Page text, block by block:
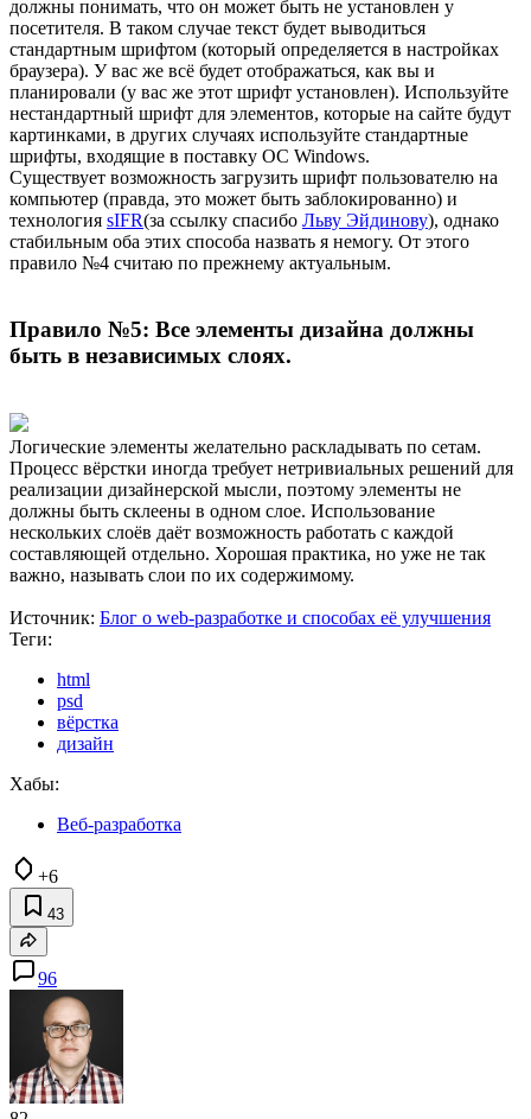
должны понимать, что он может быть не установлен у
посетителя. В таком случае текст будет выводиться
стандартным шрифтом (который определяется в настройках
браузера). У вас же всё будет отображаться, как вы и
планировали (у вас же этот шрифт установлен). Используйте
нестандартный шрифт для элементов, которые на сайте будут
картинками, в других случаях используйте стандартные
шрифты, входящие в поставку ОС Windows.
Существует возможность загрузить шрифт пользователю на
компьютер (правда, это может быть заблокированно) и
технология sIFR(за ссылку спасибо Льву Эйдинову), однако
стабильным оба этих способа назвать я немогу. От этого
правило №4 считаю по прежнему актуальным.
Правило №5: Все элементы дизайна должны
быть в независимых слоях.
Логические элементы желательно раскладывать по сетам.
Процесс вёрстки иногда требует нетривиальных решений для
реализации дизайнерской мысли, поэтому элементы не
должны быть склеены в одном слое. Использование
нескольких слоёв даёт возможность работать с каждой
составляющей отдельно. Хорошая практика, но уже не так
важно, называть слои по их содержимому.
Источник: Блог о web-разработке и способах её улучшения
Теги:
html
psd
вёрстка
дизайн
Хабы:
Веб-разработка
+6
43
96